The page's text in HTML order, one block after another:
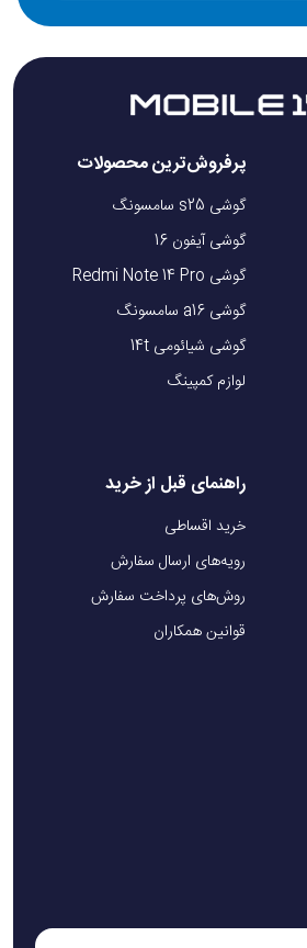
پرفروش‌ترین محصولات
گوشی s25 سامسونگ
گوشی آیفون 16
گوشی Redmi Note 14 Pro
گوشی a16 سامسونگ
گوشی شیائومی 14t
لوازم کمپینگ
راهنمای قبل از خرید
خرید اقساطی
رویه‌های ارسال سفارش
روش‌های پرداخت سفارش
قوانین همکاران